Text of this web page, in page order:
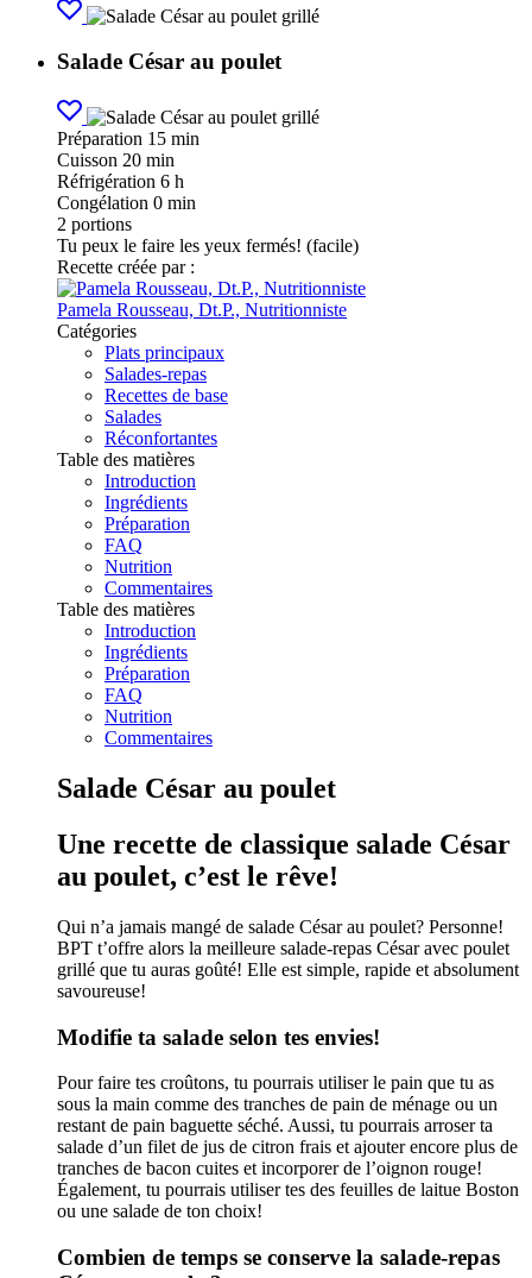
Salade César au poulet
Préparation 15 min
Cuisson 20 min
Réfrigération 6 h
Congélation 0 min
2 portions
Tu peux le faire les yeux fermés! (facile)
Recette créée par :
Pamela Rousseau, Dt.P., Nutritionniste
Catégories
Plats principaux
Salades-repas
Recettes de base
Salades
Réconfortantes
Table des matières
Introduction
Ingrédients
Préparation
FAQ
Nutrition
Commentaires
Table des matières
Introduction
Ingrédients
Préparation
FAQ
Nutrition
Commentaires
Salade César au poulet
Une recette de classique salade César
au poulet, c’est le rêve!
Qui n’a jamais mangé de salade César au poulet? Personne!
BPT t’offre alors la meilleure salade-repas César avec poulet
grillé que tu auras goûté! Elle est simple, rapide et absolument
savoureuse!
Modifie ta salade selon tes envies!
Pour faire tes croûtons, tu pourrais utiliser le pain que tu as
sous la main comme des tranches de pain de ménage ou un
restant de pain baguette séché. Aussi, tu pourrais arroser ta
salade d’un filet de jus de citron frais et ajouter encore plus de
tranches de bacon cuites et incorporer de l’oignon rouge!
Également, tu pourrais utiliser tes des feuilles de laitue Boston
ou une salade de ton choix!
Combien de temps se conserve la salade-repas